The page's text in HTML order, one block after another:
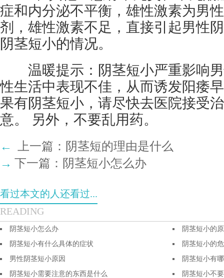
症和内分泌不平衡，雄性激素为男
剂，雄性激素不足，直接引起男性
阴茎短小的情况。
温暖提示：阴茎短小严重影响男
性生活中表现不佳，从而诱发阳痿
果有阴茎短小，请尽快去医院接受
意。 另外，不要乱用药。
← 上一篇： 阴茎短的理由是什么
→ 下一篇： 阴茎短小怎么办
看过本文的人还看过...
READING
阴茎短小怎么办
阴茎短小的
阴茎短小有什么具体的症状
阴茎短小的
男性阴茎短小原因
阴茎短小有
阴茎短小需要注意的东西是什么
阴茎短小不